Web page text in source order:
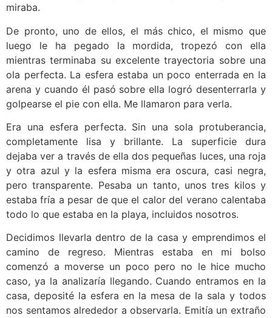
miraba.
De pronto, uno de ellos, el más chico, el mismo que
luego le ha pegado la mordida, tropezó con ella
mientras terminaba su excelente trayectoria sobre una
ola perfecta. La esfera estaba un poco enterrada en la
arena y cuando él pasó sobre ella logró desenterrarla y
golpearse el pie con ella. Me llamaron para verla.
Era una esfera perfecta. Sin una sola protuberancia,
completamente lisa y brillante. La superficie dura
dejaba ver a través de ella dos pequeñas luces, una roja
y otra azul y la esfera misma era oscura, casi negra,
pero transparente. Pesaba un tanto, unos tres kilos y
estaba fría a pesar de que el calor del verano calentaba
todo lo que estaba en la playa, incluidos nosotros.
Decidimos llevarla dentro de la casa y emprendimos el
camino de regreso. Mientras estaba en mi bolso
comenzó a moverse un poco pero no le hice mucho
caso, ya la analizaría llegando. Cuando entramos en la
casa, deposité la esfera en la mesa de la sala y todos
nos sentamos alrededor a observarla. Emitía un extraño